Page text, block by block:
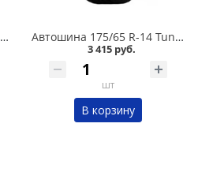
Автошина 175/65 R-14 Cordiant Comfort 2 86H в Кургане Автошина 175/65 R-14 Tunga Zodiak 2 86T в Кургане
3 415 руб.
шт
В корзину